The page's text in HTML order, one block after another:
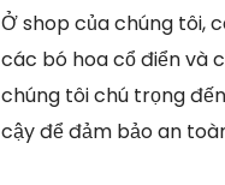
Ở shop của chúng tôi,
các bó hoa cổ điển và
chúng tôi chú trọng
cậy để đảm bảo an